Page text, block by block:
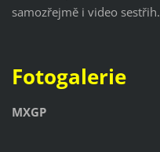
samozřejmě i video sestřih.
Fotogalerie
MXGP